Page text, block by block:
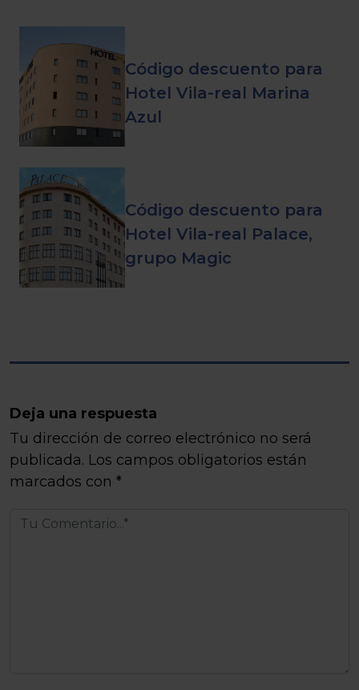
Código descuento para
Hotel Vila-real Marina
Azul
Código descuento para
Hotel Vila-real Palace,
grupo Magic
Deja una respuesta
Tu dirección de correo electrónico no será
publicada. Los campos obligatorios están
marcados con *